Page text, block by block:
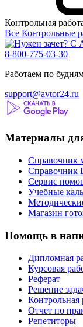
Контрольная
Все Контрольные
8-800-775-03-30
Работаем по
support@avtor24.ru
Материалы
Справочник
Справочник
Сервис
Учебные
Магазин
Помощь в
Дипломная
Курсовая
Реферат
Решение
Контрольная
Отчет по
Репетиторы